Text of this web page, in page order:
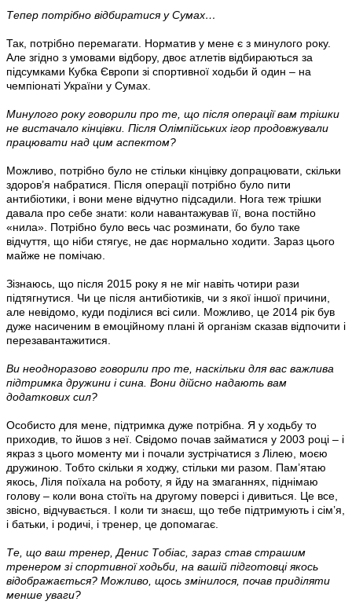
Тепер потрібно відбиратися у Сумах…
Так, потрібно перемагати. Норматив у мене є з минулого року.
Але згідно з умовами відбору, двоє атлетів відбираються за
підсумками Кубка Європи зі спортивної ходьби й один – на
чемпіонаті України у Сумах.
Минулого року говорили про те, що після операції вам трішки
не вистачало кінцівки. Після Олімпійських ігор продовжували
працювати над цим аспектом?
Можливо, потрібно було не стільки кінцівку допрацювати, скільки
здоров’я набратися. Після операції потрібно було пити
антибіотики, і вони мене відчутно підсадили. Нога теж трішки
давала про себе знати: коли навантажував її, вона постійно
«нила». Потрібно було весь час розминати, бо було таке
відчуття, що ніби стягує, не дає нормально ходити. Зараз цього
майже не помічаю.
Зізнаюсь, що після 2015 року я не міг навіть чотири рази
підтягнутися. Чи це після антибіотиків, чи з якої іншої причини,
але невідомо, куди поділися всі сили. Можливо, це 2014 рік був
дуже насиченим в емоційному плані й організм сказав відпочити і
перезавантажитися.
Ви неодноразово говорили про те, наскільки для вас важлива
підтримка дружини і сина. Вони дійсно надають вам
додаткових сил?
Особисто для мене, підтримка дуже потрібна. Я у ходьбу то
приходив, то йшов з неї. Свідомо почав займатися у 2003 році – і
якраз з цього моменту ми і почали зустрічатися з Лілею, моєю
дружиною. Тобто скільки я ходжу, стільки ми разом. Пам’ятаю
якось, Ліля поїхала на роботу, я йду на змаганнях, піднімаю
голову – коли вона стоїть на другому поверсі і дивиться. Це все,
звісно, відчувається. І коли ти знаєш, що тебе підтримують і сім’я,
і батьки, і родичі, і тренер, це допомагає.
Те, що ваш тренер, Денис Тобіас, зараз став страшим
тренером зі спортивної ходьби, на вашій підготовці якось
відображається? Можливо, щось змінилося, почав приділяти
менше уваги?